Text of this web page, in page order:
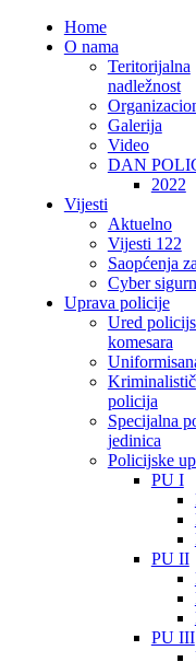
Home
O nama
Teritorijalna
nadležnost
Galerija
Video
DAN
2022
Vijesti
Aktuelno
Vijesti 122
Saopćenja
Cyber
Uprava policije
Ured
komesara
policija
Specijalna
jedinica
Policijske
PU I
PU II
PU III